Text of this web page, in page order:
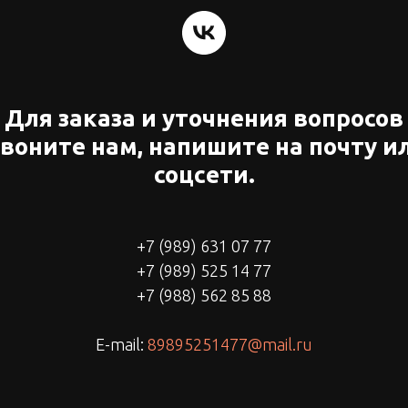
Для заказа и уточнения вопросов
нам, напишите на почту
соцсети.
+7 (989) 631 07 77
+7 (989) 525 14 77
+7 (988) 562 85 88
E-mail: 89895251477@mail.ru